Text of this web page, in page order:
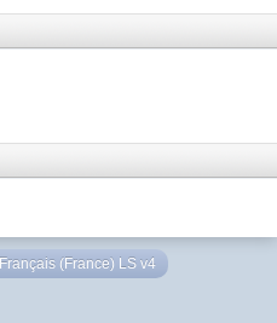
Français (France) LS v4